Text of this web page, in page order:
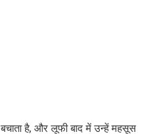
बचाता है, और लूफी बाद में उन्हें महसूस